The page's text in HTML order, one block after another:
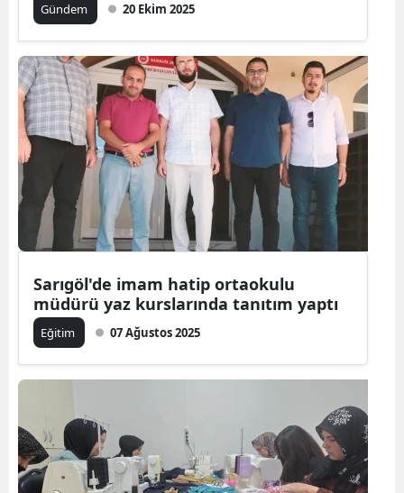
Gündem 20 Ekim 2025
Sarıgöl'de imam hatip ortaokulu
müdürü yaz kurslarında tanıtım yaptı
Eğitim 07 Ağustos 2025